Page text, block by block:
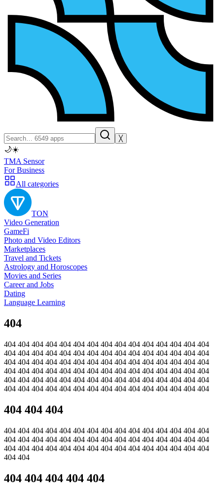
╳
🌙☀️
TMA Sensor
For Business
All categories
TON
Video Generation
GameFi
Photo and Video Editors
Marketplaces
Travel and Tickets
Astrology and Horoscopes
Movies and Series
Career and Jobs
Dating
Language Learning
404
404 404 404 404 404 404 404 404 404 404 404 404 404 404 404
404 404 404 404 404 404 404 404 404 404 404 404 404 404 404
404 404 404 404 404 404 404 404 404 404 404 404 404 404 404
404 404 404 404 404 404 404 404 404 404 404 404 404 404 404
404 404 404 404 404 404 404 404 404 404 404 404 404 404 404
404 404 404 404 404 404 404 404 404 404 404 404 404 404 404
404 404 404
404 404 404 404 404 404 404 404 404 404 404 404 404 404 404
404 404 404 404 404 404 404 404 404 404 404 404 404 404 404
404 404 404 404 404 404 404 404 404 404 404 404 404 404 404
404 404
404 404 404 404 404